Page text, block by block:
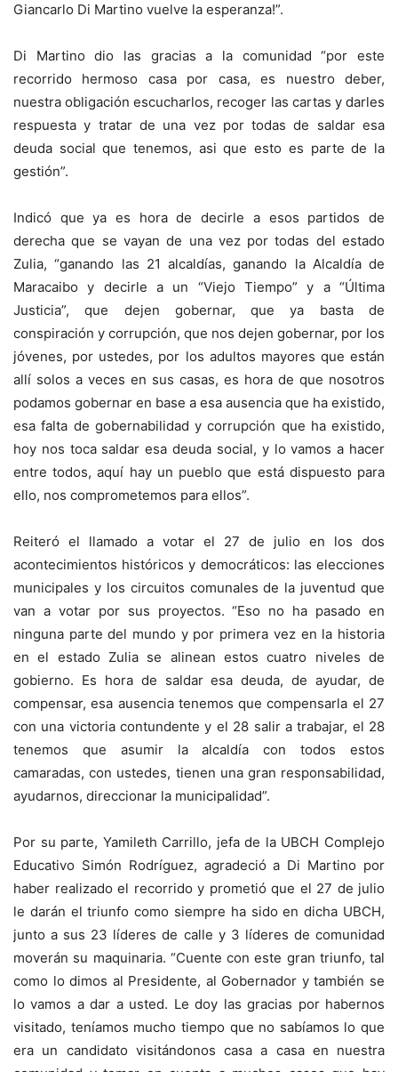
Giancarlo Di Martino vuelve la esperanza!”.
Di Martino dio las gracias a la comunidad “por este
recorrido hermoso casa por casa, es nuestro deber,
nuestra obligación escucharlos, recoger las cartas y darles
respuesta y tratar de una vez por todas de saldar esa
deuda social que tenemos, asi que esto es parte de la
gestión”.
Indicó que ya es hora de decirle a esos partidos de
derecha que se vayan de una vez por todas del estado
Zulia, “ganando las 21 alcaldías, ganando la Alcaldía de
Maracaibo y decirle a un “Viejo Tiempo” y a “Última
Justicia”, que dejen gobernar, que ya basta de
conspiración y corrupción, que nos dejen gobernar, por los
jóvenes, por ustedes, por los adultos mayores que están
allí solos a veces en sus casas, es hora de que nosotros
podamos gobernar en base a esa ausencia que ha existido,
esa falta de gobernabilidad y corrupción que ha existido,
hoy nos toca saldar esa deuda social, y lo vamos a hacer
entre todos, aquí hay un pueblo que está dispuesto para
ello, nos comprometemos para ellos”.
Reiteró el llamado a votar el 27 de julio en los dos
acontecimientos históricos y democráticos: las elecciones
municipales y los circuitos comunales de la juventud que
van a votar por sus proyectos. “Eso no ha pasado en
ninguna parte del mundo y por primera vez en la historia
en el estado Zulia se alinean estos cuatro niveles de
gobierno. Es hora de saldar esa deuda, de ayudar, de
compensar, esa ausencia tenemos que compensarla el 27
con una victoria contundente y el 28 salir a trabajar, el 28
tenemos que asumir la alcaldía con todos estos
camaradas, con ustedes, tienen una gran responsabilidad,
ayudarnos, direccionar la municipalidad”.
Por su parte, Yamileth Carrillo, jefa de la UBCH Complejo
Educativo Simón Rodríguez, agradeció a Di Martino por
haber realizado el recorrido y prometió que el 27 de julio
le darán el triunfo como siempre ha sido en dicha UBCH,
junto a sus 23 líderes de calle y 3 líderes de comunidad
moverán su maquinaria. “Cuente con este gran triunfo, tal
como lo dimos al Presidente, al Gobernador y también se
lo vamos a dar a usted. Le doy las gracias por habernos
visitado, teníamos mucho tiempo que no sabíamos lo que
era un candidato visitándonos casa a casa en nuestra